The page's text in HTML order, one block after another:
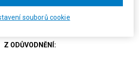
kasační stížnost zamítl.
Z ODŮVODNĚNÍ:
souborů cookie